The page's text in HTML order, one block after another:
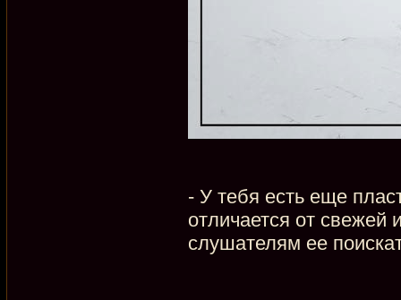
- У тебя есть еще
отличается от свежей
слушателям ее